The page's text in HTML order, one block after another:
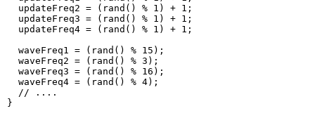
  updateFreq2 = (rand() % 1) + 1;
  updateFreq3 = (rand() % 1) + 1;
  updateFreq4 = (rand() % 1) + 1;
  waveFreq1 = (rand() % 15);
  waveFreq2 = (rand() % 3);
  waveFreq3 = (rand() % 16);
  waveFreq4 = (rand() % 4);
  // ....
}